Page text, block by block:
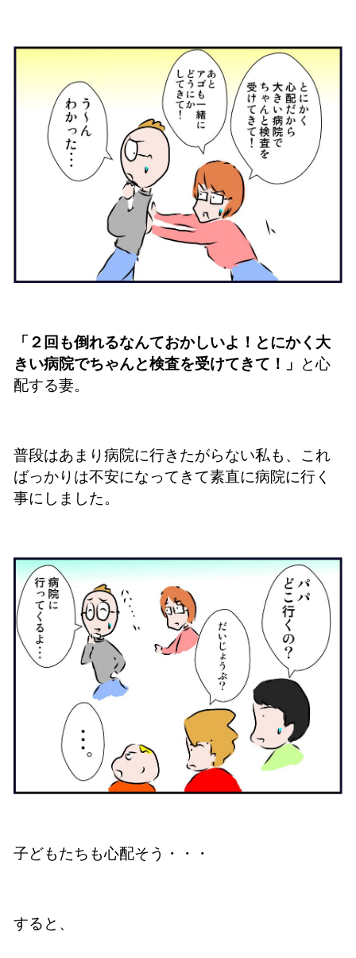
「２回も倒れるなんておかしいよ！とにかく大
きい病院でちゃんと検査を受けてきて！」 と心
配する妻。
普段はあまり病院に行きたがらない私も、これ
ばっかりは不安になってきて素直に病院に行く
事にしました。
子どもたちも心配そう・・・
すると、